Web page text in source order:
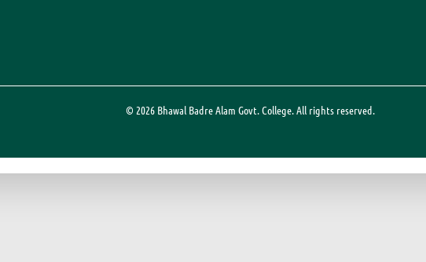
© 2026 Bhawal Badre Alam Govt. College. All rights reserved.